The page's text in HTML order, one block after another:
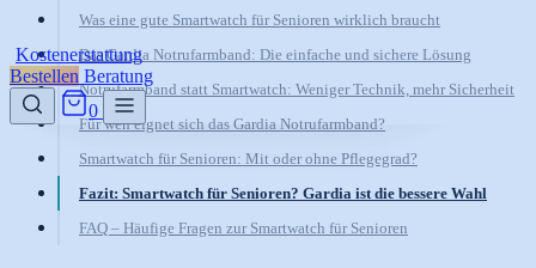
Kostenerstattung
Bestellen Beratung
0
Was eine gute Smartwatch für Senioren wirklich braucht
Das Gardia Notrufarmband: Die einfache und sichere Lösung
Notrufarmband statt Smartwatch: Weniger Technik, mehr Sicherheit
Für wen eignet sich das Gardia Notrufarmband?
Smartwatch für Senioren: Mit oder ohne Pflegegrad?
Fazit: Smartwatch für Senioren? Gardia ist die bessere Wahl
FAQ – Häufige Fragen zur Smartwatch für Senioren